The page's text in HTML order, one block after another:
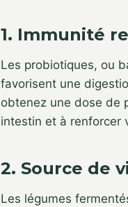
1. Immunité
Les probiotiques, ou
favorisent une
obtenez une dose de
intestin et à renforcer
2. Source de
Les légumes